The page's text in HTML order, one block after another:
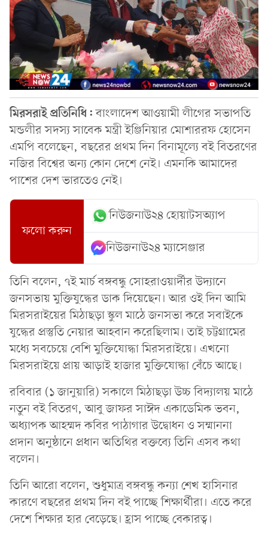
মিরসরাই প্রতিনিধি:বাংলাদেশ আওয়ামী লীগের সভাপতি
মন্ডলীর সদস্য সাবেক মন্ত্রী ইঞ্জিনিয়ার মোশাররফ হোসেন
এমপি বলেছেন, বছরের প্রথম দিন বিনামূল্যে বই বিতরণের
নজির বিশ্বের অন্য কোন দেশে নেই। এমনকি আমাদের
পাশের দেশ ভারতেও নেই।
ফলো করুন
নিউজনাউ২৪ হোয়াটসঅ্যাপ
নিউজনাউ২৪ ম্যাসেঞ্জার
তিনি বলেন, ৭ই মার্চ বঙ্গবন্ধু সোহরাওয়ার্দীর উদ্যানে
জনসভায় মুক্তিযুদ্ধের ডাক দিয়েছেন। আর ওই দিন আমি
মিরসরাইয়ের মিঠাছড়া স্কুল মাঠে জনসভা করে সবাইকে
যুদ্ধের প্রস্তুতি নেয়ার আহবান করেছিলাম। তাই চট্টগ্রামের
মধ্যে সবচেয়ে বেশি মুক্তিযোদ্ধা মিরসরাইয়ে। এখনো
মিরসরাইয়ে প্রায় আড়াই হাজার মুক্তিযোদ্ধা বেঁচে আছে।
রবিবার (১ জানুয়ারি) সকালে মিঠাছড়া উচ্চ বিদ্যালয় মাঠে
নতুন বই বিতরণ, আবু জাফর সাঈদ একাডেমিক ভবন,
অধ্যাপক আহম্মদ কবির পাঠাগার উদ্বোধন ও সম্মাননা
প্রদান অনুষ্ঠানে প্রধান অতিথির বক্তব্যে তিনি এসব কথা
বলেন।
তিনি আরো বলেন, শুধুমাত্র বঙ্গবন্ধু কন্যা শেখ হাসিনার
কারণে বছরের প্রথম দিন বই পাচ্ছে শিক্ষার্থীরা। এতে করে
দেশে শিক্ষার হার বেড়েছে। হ্রাস পাচ্ছে বেকারত্ব।